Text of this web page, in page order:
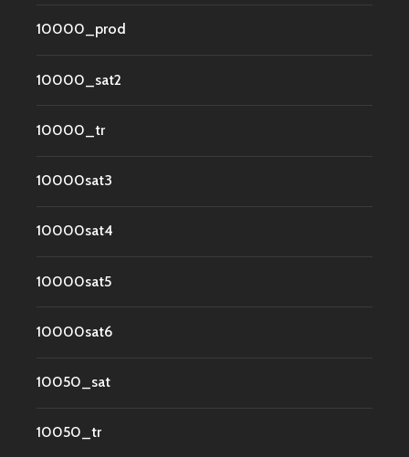
10000_prod
10000_sat2
10000_tr
10000sat3
10000sat4
10000sat5
10000sat6
10050_sat
10050_tr